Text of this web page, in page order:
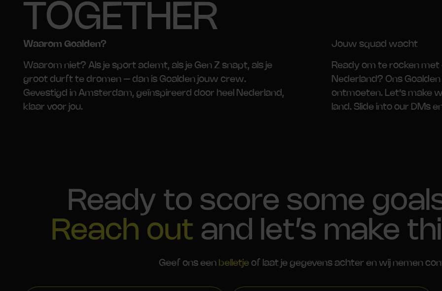
TOGETHER
Waarom Goalden?
Waarom niet? Als je sport ademt, als je Gen Z snapt, als je
groot durft te dromen – dan is Goalden jouw crew.
Gevestigd in Amsterdam, geïnspireerd door heel Nederland,
klaar voor jou.
Jouw squad wacht
Ready om te rocken
Nederland? Ons
ontmoeten. Let’s make
land. Slide into our DMs
Ready to score some
Reach out and let’s make
Geef ons een belletjeof laat je gegevens achter en wij nemen